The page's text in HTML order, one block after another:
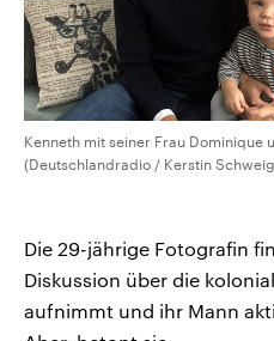
Kenneth mit seiner Frau Dominique
(Deutschlandradio / Kerstin
Die 29-jährige Fotografin
Diskussion über die
aufnimmt und ihr Mann